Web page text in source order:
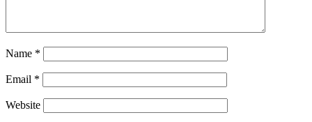
Name *
Email *
Website